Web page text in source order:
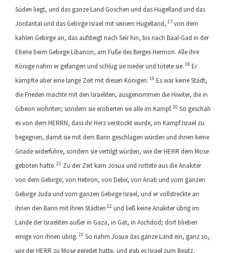
Süden liegt, und das ganze Land Goschen und das Hügelland und das
Jordantal und das Gebirge Israel mit seinem Hügelland, 17 von dem
kahlen Gebirge an, das aufsteigt nach Seïr hin, bis nach Baal-Gad in der
Ebene beim Gebirge Libanon, am Fuße des Berges Hermon. Alle ihre
Könige nahm er gefangen und schlug sie nieder und tötete sie. 18 Er
kämpfte aber eine lange Zeit mit diesen Königen. 19 Es war keine Stadt,
die Frieden machte mit den Israeliten, ausgenommen die Hiwiter, die in
Gibeon wohnten; sondern sie eroberten sie alle im Kampf. 20 So geschah
es von dem HERRN, dass ihr Herz verstockt wurde, im Kampf Israel zu
begegnen, damit sie mit dem Bann geschlagen würden und ihnen keine
Gnade widerführe, sondern sie vertilgt würden, wie der HERR dem Mose
geboten hatte. 21 Zu der Zeit kam Josua und rottete aus die Anakiter
von dem Gebirge, von Hebron, von Debir, von Anab und vom ganzen
Gebirge Juda und vom ganzen Gebirge Israel, und er vollstreckte an
ihnen den Bann mit ihren Städten 22 und ließ keine Anakiter übrig im
Lande der Israeliten außer in Gaza, in Gat, in Aschdod; dort blieben
einige von ihnen übrig. 23 So nahm Josua das ganze Land ein, ganz so,
wie der HERR zu Mose geredet hatte, und gab es Israel zum Besitz,